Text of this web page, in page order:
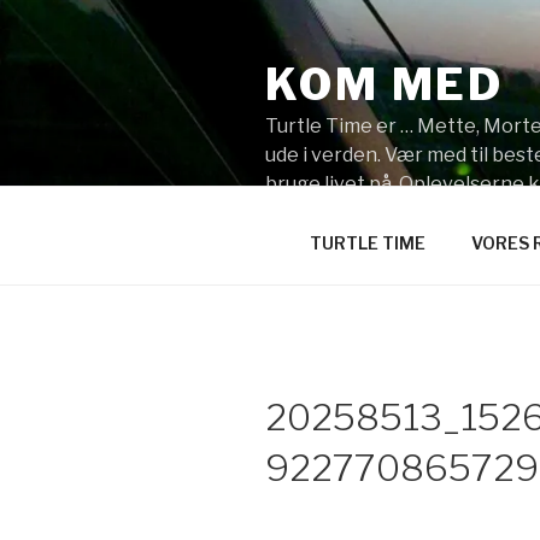
Videre
indhold
KOM MED
Turtle Time er … Mette,
ude i verden. Vær med til
bruge livet på. Oplevelserne
TURTLE TIME VORES